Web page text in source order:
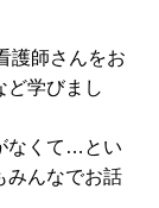
護師さんをお
ど学びまし
なくて…とい
みんなでお話